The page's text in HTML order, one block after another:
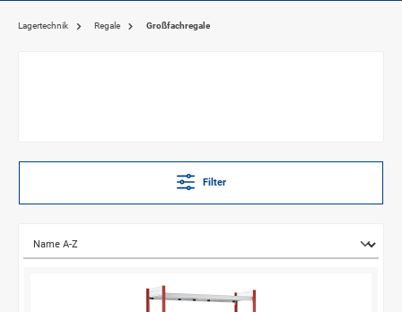
Lagertechnik Regale Großfachregale
Filter